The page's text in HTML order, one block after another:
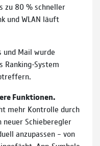
zu 80 % schneller
und WLAN läuft
und Mail wurde
Ranking-System
Funktionen.
mehr Kontrolle durch
neuer Schieberegler
anzupassen – von